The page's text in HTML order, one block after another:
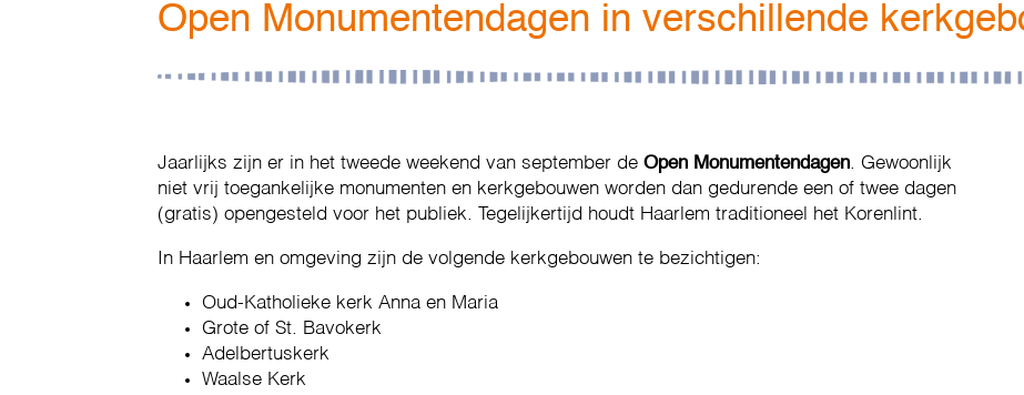
Open Monumentendagen in verschillende
Jaarlijks zijn er in het tweede weekend van september de Open Monumentendagen. Gewoonlijk
niet vrij toegankelijke monumenten en kerkgebouwen worden dan gedurende een of twee dagen
(gratis) opengesteld voor het publiek. Tegelijkertijd houdt Haarlem traditioneel het Korenlint.
In Haarlem en omgeving zijn de volgende kerkgebouwen te bezichtigen:
Oud-Katholieke kerk Anna en Maria
Grote of St. Bavokerk
Adelbertuskerk
Waalse Kerk